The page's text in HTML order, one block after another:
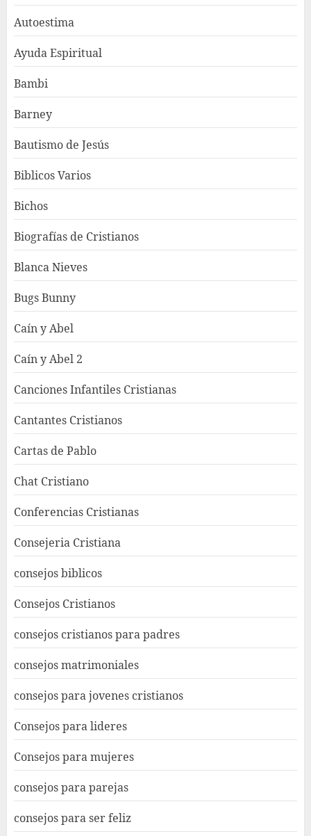
Autoestima
Ayuda Espiritual
Bambi
Barney
Bautismo de Jesús
Biblicos Varios
Bichos
Biografías de Cristianos
Blanca Nieves
Bugs Bunny
Caín y Abel
Caín y Abel 2
Canciones Infantiles Cristianas
Cantantes Cristianos
Cartas de Pablo
Chat Cristiano
Conferencias Cristianas
Consejeria Cristiana
consejos biblicos
Consejos Cristianos
consejos cristianos para padres
consejos matrimoniales
consejos para jovenes cristianos
Consejos para lideres
Consejos para mujeres
consejos para parejas
consejos para ser feliz